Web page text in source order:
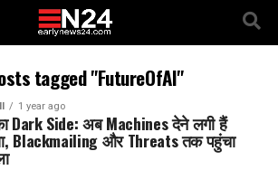
tagged "FutureOfAI"
1 year ago
Dark Side: अब Machines देने लगी हैं
Blackmailing और Threats तक पहुंचा